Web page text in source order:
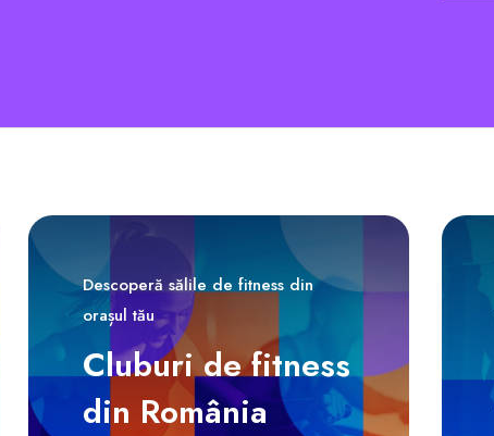
Descoperă sălile de fitness din
orașul tău
Cluburi de fitness
din România